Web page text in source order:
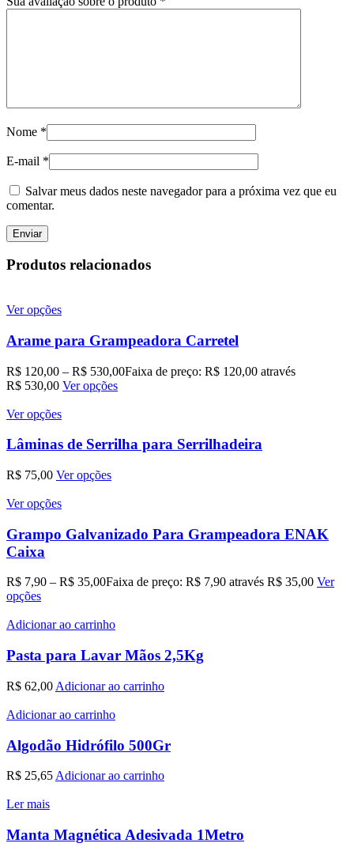
Nome *
E-mail *
Salvar meus dados neste navegador para a próxima vez que eu
comentar.
Produtos relacionados
Ver opções
Arame para Grampeadora Carretel
R$ 120,00 – R$ 530,00Faixa de preço: R$ 120,00 através
R$ 530,00 Ver opções
Ver opções
Lâminas de Serrilha para Serrilhadeira
R$ 75,00 Ver opções
Ver opções
Grampo Galvanizado Para Grampeadora ENAK
Caixa
R$ 7,90 – R$ 35,00Faixa de preço: R$ 7,90 através R$ 35,00 Ver
opções
Adicionar ao carrinho
Pasta para Lavar Mãos 2,5Kg
R$ 62,00 Adicionar ao carrinho
Adicionar ao carrinho
Algodão Hidrófilo 500Gr
R$ 25,65 Adicionar ao carrinho
Ler mais
Manta Magnética Adesivada 1Metro